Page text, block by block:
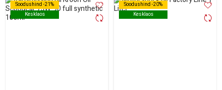
Soodushind -21%
Kesklaos
Soodushind -21%
Kesklaos
Soodushind -20%
Kesklaos
Soodushind -20%
Kesklaos